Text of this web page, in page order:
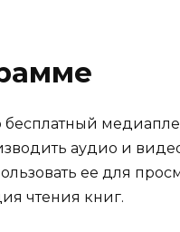
бесплатный
аудио и
ее для
чтения книг.